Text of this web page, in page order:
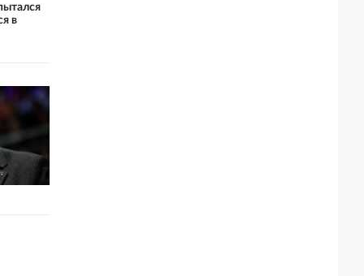
в